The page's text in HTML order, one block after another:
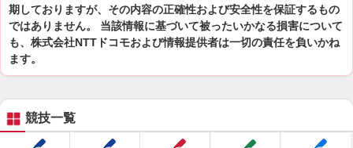
期しておりますが、その内容の正確性および安全性を保証するもの
ではありません。 当該情報に基づいて被ったいかなる損害について
も、株式会社NTTドコモおよび情報提供者は一切の責任を負いかね
ます。
競技一覧